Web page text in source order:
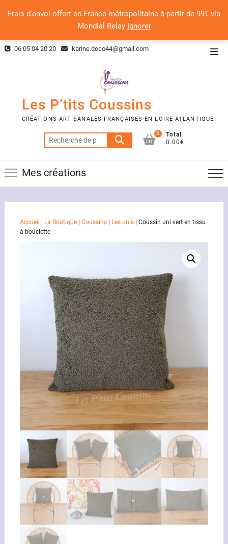
Frais d'envoi offert en France métropolitaine à partir de 99€ via
Mondial Relay Ignorer
Skip 06 05 04 20 20 karine.deco44@gmail.com
Les P’tits Coussins
CRÉATIONS ARTISANALES FRANÇAISES EN LOIRE ATLANTIQUE
Recherche
pour :
0
Total
0.00€
Mes créations
Accueil La Boutique| Coussins| Les unis| Coussin uni vert en tissu
à bouclette